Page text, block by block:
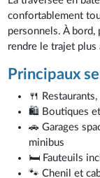
confortablement
personnels. À
rendre le trajet plus
Principaux
🍴
🛍️ Boutiques et
🚗 Garages
minibus
🛏️ Fauteuils
🐾 Chenil et